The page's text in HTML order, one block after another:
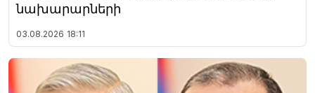
նախարարների
03.08.2026 18:11